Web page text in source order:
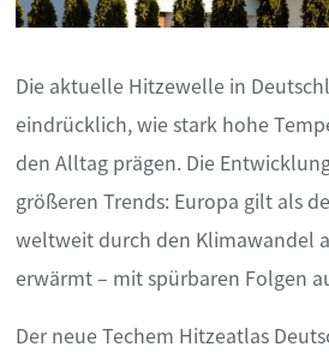
Die aktuelle Hitzewelle in
eindrücklich, wie stark hohe
den Alltag prägen. Die
größeren Trends: Europa gilt als
weltweit durch den Klimawandel
erwärmt – mit spürbaren Folgen
Der neue Techem Hitzeatlas